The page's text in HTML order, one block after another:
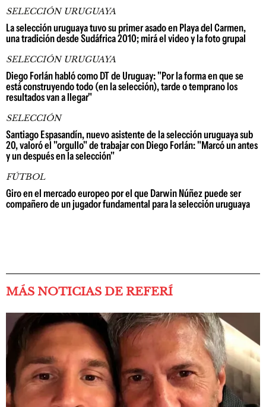
SELECCIÓN URUGUAYA
La selección uruguaya tuvo su primer asado en Playa del Carmen,
una tradición desde Sudáfrica 2010; mirá el video y la foto grupal
SELECCIÓN URUGUAYA
Diego Forlán habló como DT de Uruguay: "Por la forma en que se
está construyendo todo (en la selección), tarde o temprano los
resultados van a llegar"
SELECCIÓN
Santiago Espasandín, nuevo asistente de la selección uruguaya sub
20, valoró el "orgullo" de trabajar con Diego Forlán: "Marcó un antes
y un después en la selección"
FÚTBOL
Giro en el mercado europeo por el que Darwin Núñez puede ser
compañero de un jugador fundamental para la selección uruguaya
MÁS NOTICIAS DE REFERÍ